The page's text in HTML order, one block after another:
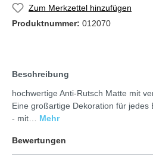
Zum Merkzettel hinzufügen
Produktnummer: 012070
Beschreibung
hochwertige Anti-Rutsch Matte mit
Eine großartige Dekoration für jedes
- mit… Mehr
Bewertungen